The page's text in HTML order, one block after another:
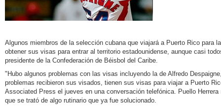
Algunos miembros de la selección cubana que viajará a Puerto Rico para
obtener sus visas para entrar al territorio estadounidense, aunque casi
presidente de la Confederación de Béisbol del Caribe.
"Hubo algunos problemas con las visas incluyendo la de Alfredo
problemas recibieron sus visados, tienen sus visas para viajar a Puerto
Associated Press el jueves en una conversación telefónica. Puello
que se trató de algo rutinario que ya fue solucionado.